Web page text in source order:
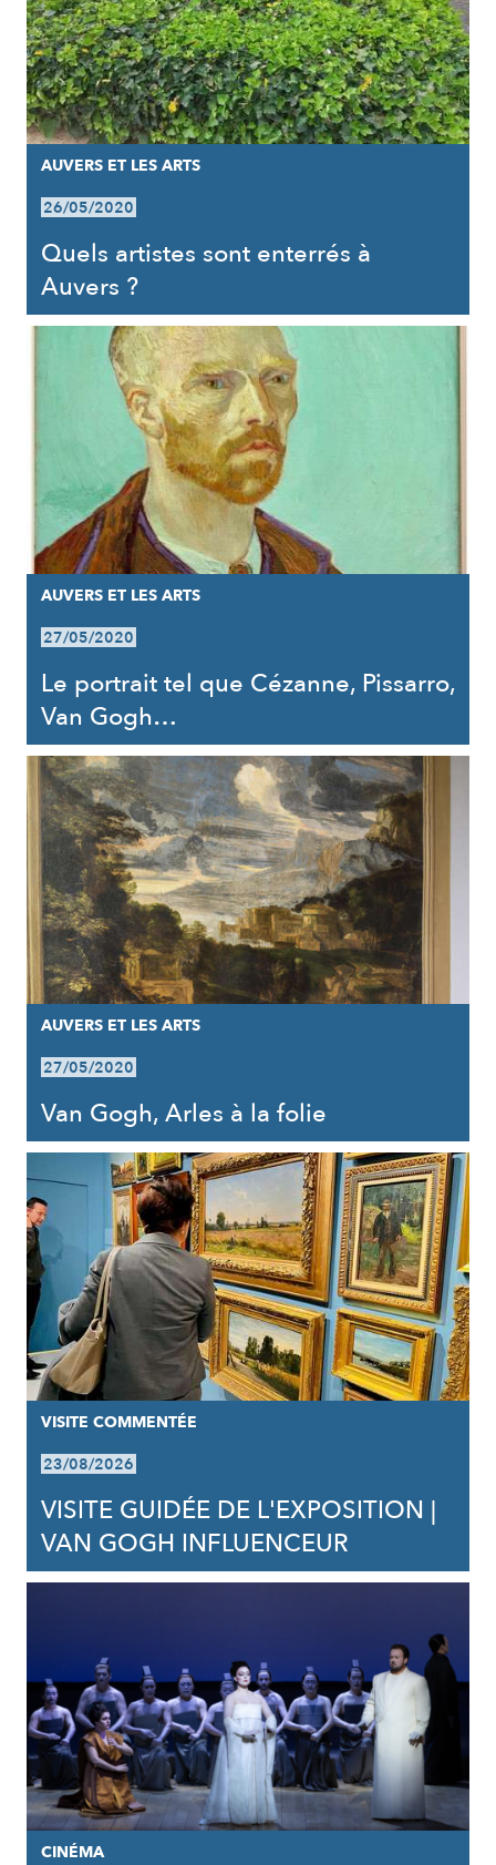
AUVERS ET LES ARTS
26/05/2020
Quels artistes sont enterrés à
Auvers ?
AUVERS ET LES ARTS
27/05/2020
Le portrait tel que Cézanne, Pissarro,
Van Gogh…
AUVERS ET LES ARTS
27/05/2020
Van Gogh, Arles à la folie
VISITE COMMENTÉE
23/08/2026
VISITE GUIDÉE DE L'EXPOSITION |
VAN GOGH INFLUENCEUR
CINÉMA